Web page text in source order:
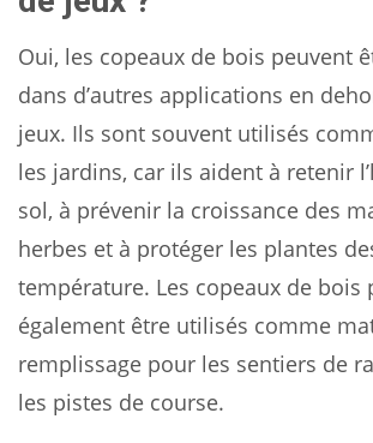
Oui, les copeaux de bois peuvent
dans d’autres applications en
jeux. Ils sont souvent utilisés
les jardins, car ils aident à retenir
sol, à prévenir la croissance des
herbes et à protéger les plantes
température. Les copeaux de bois
également être utilisés comme
remplissage pour les sentiers de
les pistes de course.